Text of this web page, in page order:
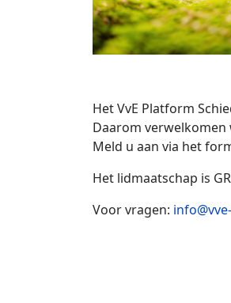
Het VvE Platform
Daarom verwelkomen
Meld u aan via het
Het lidmaatschap is
Voor vragen: